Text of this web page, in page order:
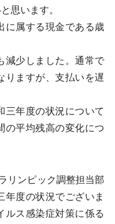
思います。
属する現金である歳
少しました。通常で
りますが、支払いを遅
年度の状況について
の平均残高の変化につ
リンピック調整担当部
度の状況でございま
ルス感染症対策に係る